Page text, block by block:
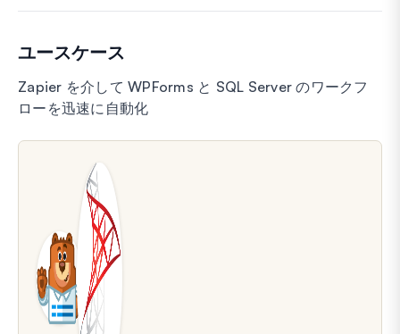
ユースケース
Zapier を介して WPForms と SQL Server のワークフ
ローを迅速に自動化